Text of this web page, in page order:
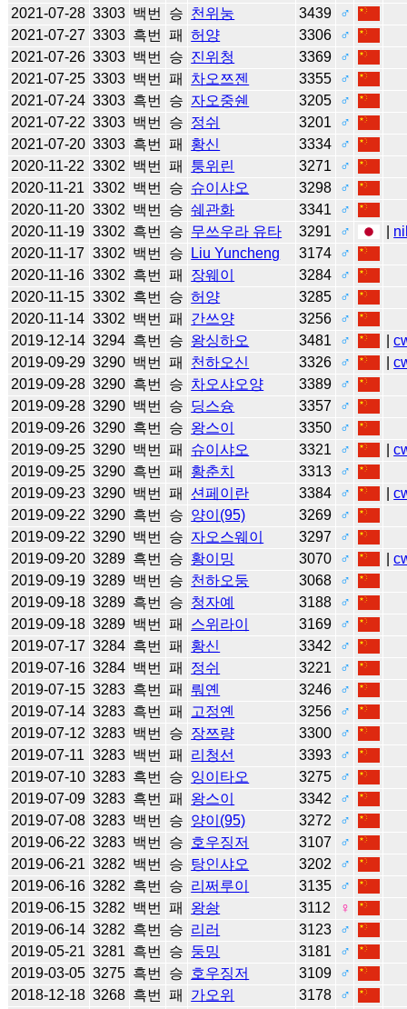
2021-07-28 3303 백번 승 천위눙 3439
♂
2021-07-27 3303 흑번 패 허양 3306
♂
2021-07-26 3303 백번 승 진위청 3369
♂
2021-07-25 3303 백번 패 차오쯔젠 3355
♂
2021-07-24 3303 흑번 승 자오중쉔 3205
♂
2021-07-22 3303 백번 승 정쉬 3201
♂
2021-07-20 3303 흑번 패 황신 3334
♂
2020-11-22 3302 백번 패 퉁위린 3271
♂
2020-11-21 3302 백번 승 슈이샤오 3298
♂
2020-11-20 3302 백번 승 쉐관화 3341
♂
2020-11-19 3302 흑번 승 무쓰우라 유타 3291 ♂
2020-11-17 3302 백번 승 Liu Yuncheng 3174
♂
2020-11-16 3302 흑번 패 장웨이 3284
♂
2020-11-15 3302 흑번 승 허양 3285
♂
2020-11-14 3302 백번 패 간쓰양 3256
♂
2019-12-14 3294 흑번 승 왕싱하오 3481 ♂ |
2019-09-29 3290 백번 패 천하오신 3326 ♂ |
2019-09-28 3290 흑번 승 차오샤오양 3389
♂
2019-09-28 3290 백번 승 딩스슝 3357
♂
2019-09-26 3290 흑번 승 왕스이 3350
♂
2019-09-25 3290 백번 패 슈이샤오 3321 ♂ |
2019-09-25 3290 흑번 패 황춘치 3313
♂
2019-09-23 3290 백번 패 션페이란 3384 ♂ |
2019-09-22 3290 흑번 승 양이(95) 3269
♂
2019-09-22 3290 백번 승 자오스웨이 3297
♂
2019-09-20 3289 흑번 승 황이밍 3070 ♂ |
2019-09-19 3289 백번 승 천하오둥 3068
♂
2019-09-18 3289 흑번 승 청자예 3188
♂
2019-09-18 3289 백번 패 스위라이 3169
♂
2019-07-17 3284 흑번 패 황신 3342
♂
2019-07-16 3284 백번 패 정쉬 3221
♂
2019-07-15 3283 흑번 패 뤄옌 3246
♂
2019-07-14 3283 흑번 패 고정옌 3256
♂
2019-07-12 3283 백번 승 장쯔량 3300
♂
2019-07-11 3283 백번 패 리청선 3393
♂
2019-07-10 3283 흑번 승 잉이타오 3275
♂
2019-07-09 3283 흑번 패 왕스이 3342
♂
2019-07-08 3283 백번 승 양이(95) 3272
♂
2019-06-22 3283 백번 승 호우징저 3107
♂
2019-06-21 3282 백번 승 탕인샤오 3202
♂
2019-06-16 3282 흑번 승 리쩌루이 3135
♂
2019-06-15 3282 백번 패 왕솽 3112
♀
2019-06-14 3282 흑번 승 리러 3123
♂
2019-05-21 3281 흑번 승 둥밍 3181
♂
2019-03-05 3275 흑번 승 호우징저 3109
♂
2018-12-18 3268 흑번 패 가오위 3178
♂